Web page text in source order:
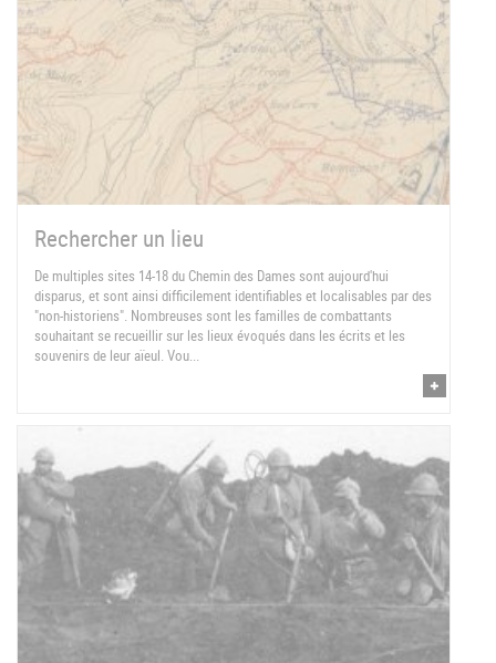
Rechercher un lieu
De multiples sites 14-18 du Chemin des Dames sont aujourd'hui
disparus, et sont ainsi difficilement identifiables et localisables par des
"non-historiens". Nombreuses sont les familles de combattants
souhaitant se recueillir sur les lieux évoqués dans les écrits et les
souvenirs de leur aïeul. Vou...